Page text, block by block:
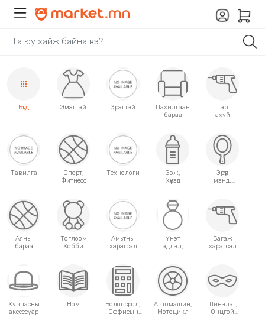
Бүгд Эмэгтэй Эрэгтэй
Цахилгаан
бараа
Гэр
ахуй
Тавилга
Спорт,
Фитнесс
Технологи
Ээж,
Хүүхэд
Эрүүл
мэнд,
Аяны
бараа
Тоглоом
Хобби
Амьтны
хэрэгсэл
Үнэт
эдлэл,
Багаж
хэрэгсэл
Хувцасны
аксессуар
Ном
Боловсрол,
Оффисын
Автомашин,
Мотоцикл
Шинэлэг,
Онцгой